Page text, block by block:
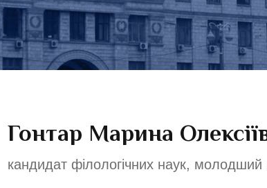
Гонтар Марина
кандидат філологічних наук, молодший